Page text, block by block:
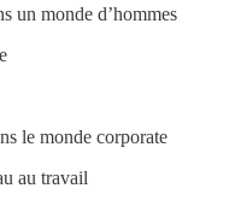
un monde d’hommes
le monde corporate
au travail